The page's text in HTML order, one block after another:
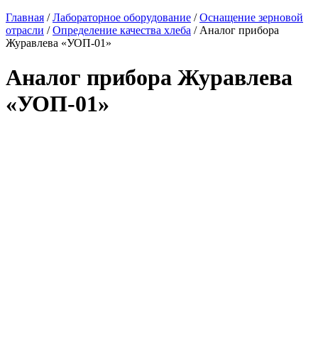
Главная /Лабораторное оборудование /Оснащение зерновой
отрасли /Определение качества хлеба / Аналог прибора
Журавлева «УОП-01»
Аналог прибора Журавлева
«УОП-01»